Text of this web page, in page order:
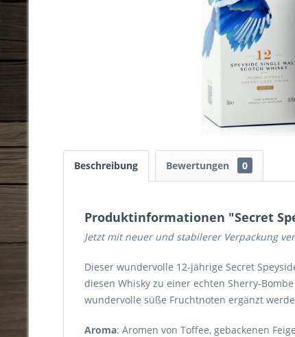
Beschreibung Bewertungen 0
Produktinformationen "Secret
Jetzt mit neuer und stabilerer Verpackung
Dieser wundervolle 12-jährige Secret
diesen Whisky zu einer echten Sherry-
wundervolle süße Fruchtnoten ergänzt
Aroma: Aromen von Toffee, gebackenen